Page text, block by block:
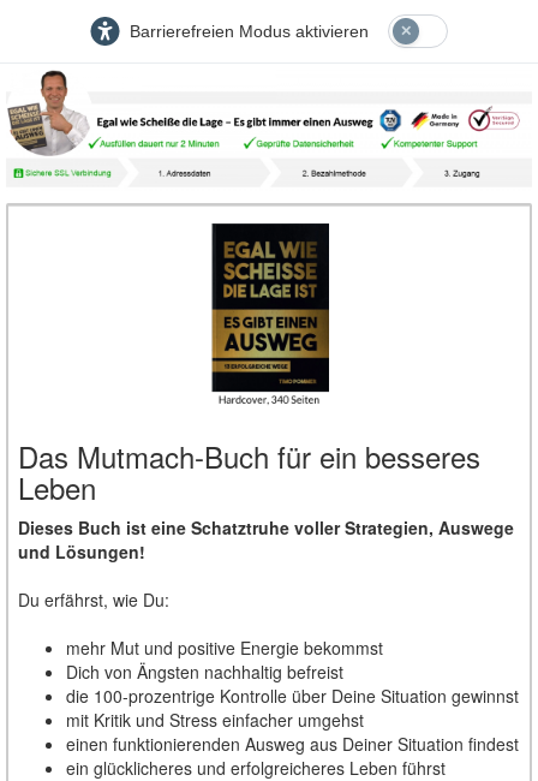
Barrierefreien Modus aktivieren
Das Mutmach-Buch für ein besseres
Leben
Dieses Buch ist eine Schatztruhe voller Strategien, Auswege
und Lösungen!
Du erfährst, wie Du:
mehr Mut und positive Energie bekommst
Dich von Ängsten nachhaltig befreist
die 100-prozentrige Kontrolle über Deine Situation gewinnst
mit Kritik und Stress einfacher umgehst
einen funktionierenden Ausweg aus Deiner Situation findest
ein glücklicheres und erfolgreicheres Leben führst